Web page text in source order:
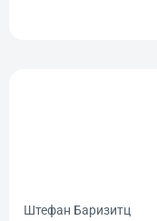
Штефан Баризитц